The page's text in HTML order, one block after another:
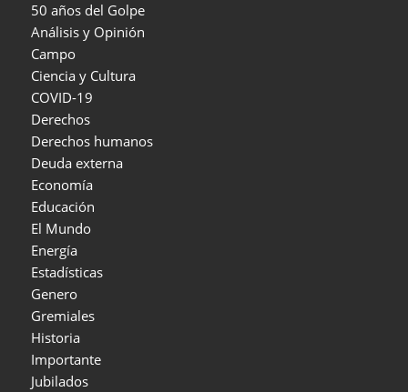
50 años del Golpe
Análisis y Opinión
Campo
Ciencia y Cultura
COVID-19
Derechos
Derechos humanos
Deuda externa
Economía
Educación
El Mundo
Energía
Estadísticas
Genero
Gremiales
Historia
Importante
Jubilados